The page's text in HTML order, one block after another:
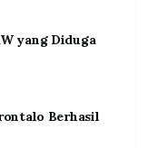
yang Diduga
Berhasil